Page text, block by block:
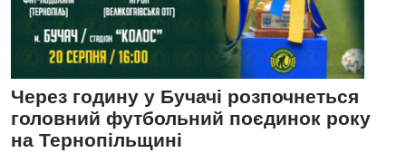
Через годину у Бучачі розпочнеться
головний футбольний поєдинок року
на Тернопільщині